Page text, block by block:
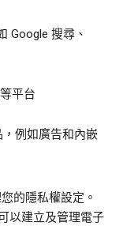
Google 搜尋、
平台
例如廣告和內嵌
的隱私權設定。
以建立及管理電子